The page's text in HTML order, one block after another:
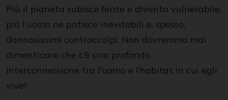
Più il pianeta subisce ferite e diventa vulnerabile,
più l’uomo ne patisce inevitabili e, spesso,
dannosissimi contraccolpi. Non dovremmo mai
dimenticare che c’è una profonda
interconnessione tra l’uomo e l’habitat in cui egli
vive!